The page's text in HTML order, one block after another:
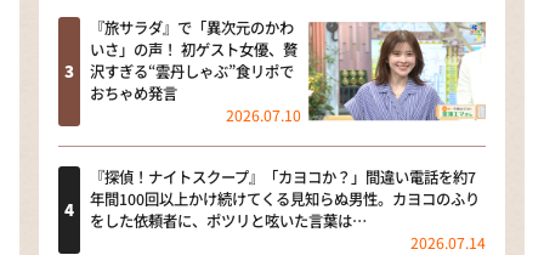
『旅サラダ』で「異次元のかわ
いさ」の声！ 初ゲスト女優、贅
沢すぎる“雲丹しゃぶ”食リポで
おちゃめ発言
2026.07.10
『探偵！ナイトスクープ』「カヨコか？」間違い電話を約7
年間100回以上かけ続けてくる見知らぬ男性。カヨコのふり
をした依頼者に、ポツリと呟いた言葉は…
2026.07.14